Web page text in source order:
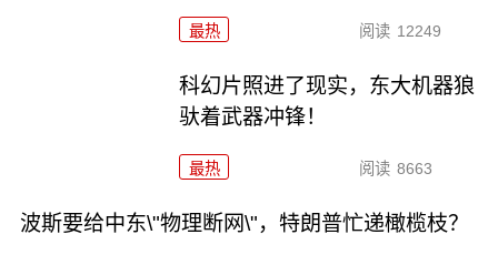
最热 阅读 12249
科幻片照进了现实，东大机器狼
驮着武器冲锋！
最热 阅读 8663
波斯要给中东\"物理断网\"，特朗普忙递橄榄枝？